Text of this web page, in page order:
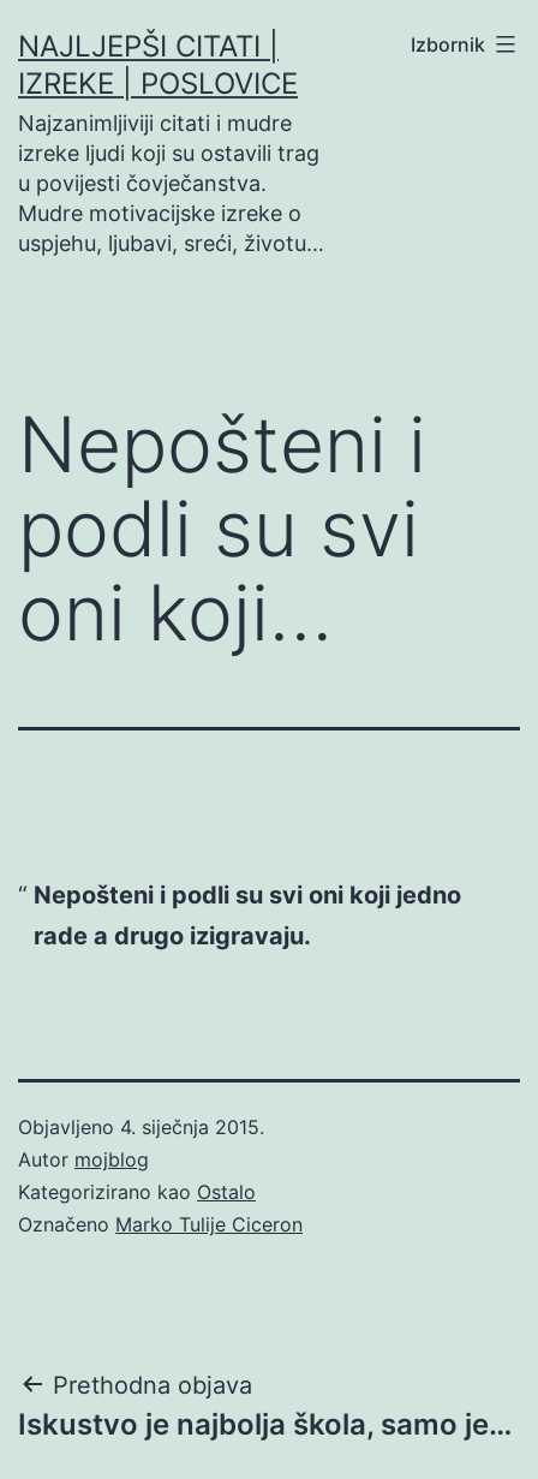
na
sadržaj
NAJLJEPŠI CITATI |
IZREKE | POSLOVICE
Najzanimljiviji citati i mudre
izreke ljudi koji su ostavili trag
u povijesti čovječanstva.
Mudre motivacijske izreke o
uspjehu, ljubavi, sreći, životu…
Izbornik
Nepošteni i
podli su svi
oni koji…
Nepošteni i podli su svi oni koji jedno
rade a drugo izigravaju.
Objavljeno 4. siječnja 2015.
Autor mojblog
Kategorizirano kao Ostalo
Označeno Marko Tulije Ciceron
Navigacija
objava
Prethodna objava
Iskustvo je najbolja škola, samo je…